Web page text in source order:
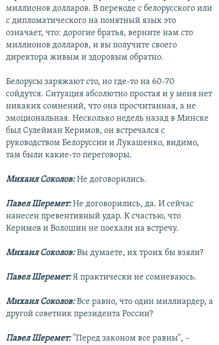
миллионов долларов. В переводе с белорусского или
с дипломатического на понятный язык это
означает, что: дорогие братья, верните нам сто
миллионов долларов, и вы получите своего
директора живым и здоровым обратно.
Белорусы заряжают сто, но где-то на 60-70
сойдутся. Ситуация абсолютно простая и у меня нет
никаких сомнений, что она просчитанная, а не
эмоциональная. Несколько недель назад в Минске
был Сулейман Керимов, он встречался с
руководством Белоруссии и Лукашенко, видимо,
там были какие-то переговоры.
Михаил Соколов:Не договорились.
Павел Шеремет:Не договорились, да. И сейчас
нанесен превентивный удар. К счастью, что
Керимов и Волошин не поехали на встречу.
Михаил Соколов:Вы думаете, их троих бы взяли?
Павел Шеремет:Я практически не сомневаюсь.
Михаил Соколов:Все равно, что один миллиардер, а
другой советник президента России?
Павел Шеремет: "Перед законом все равны", –